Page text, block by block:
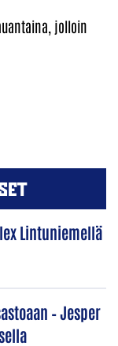
jolloin
Lintuniemellä
– Jesper